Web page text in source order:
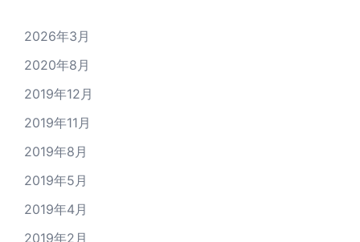
2026年3月
2020年8月
2019年12月
2019年11月
2019年8月
2019年5月
2019年4月
2019年2月